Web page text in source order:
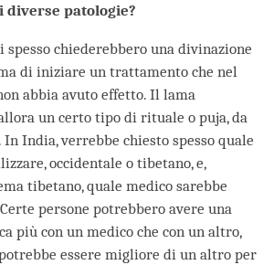
patologie?
chiederebbero una divinazione
di iniziare un trattamento che nel
abbia avuto effetto. Il lama
un certo tipo di rituale o puja, da
India, verrebbe chiesto spesso quale
occidentale o tibetano, e,
tibetano, quale medico sarebbe
persone potrebbero avere una
più con un medico che con un altro,
essere migliore di un altro per